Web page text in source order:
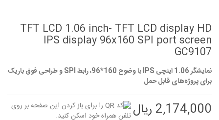
TFT LCD 1.06 inch- TFT LCD display HD
IPS display 96x160 SPI port screen
GC9107
نمایشگر 1.06 اینچی IPS با وضوح 160*96، رابط SPI و طراحی فوق باریک
برای پروژه‌های قابل حمل
2,174,000 ریال